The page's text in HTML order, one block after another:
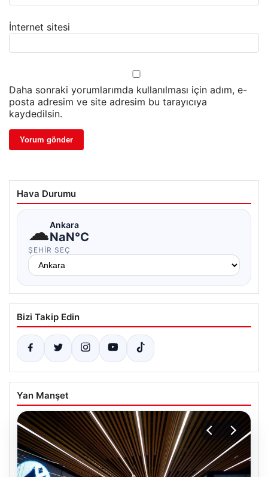
İnternet sitesi
Daha sonraki yorumlarımda kullanılması için adım, e-
posta adresim ve site adresim bu tarayıcıya
kaydedilsin.
Hava Durumu
☁Ankara
NaN°C
ŞEHIR SEÇ
Bizi Takip Edin
Yan Manşet